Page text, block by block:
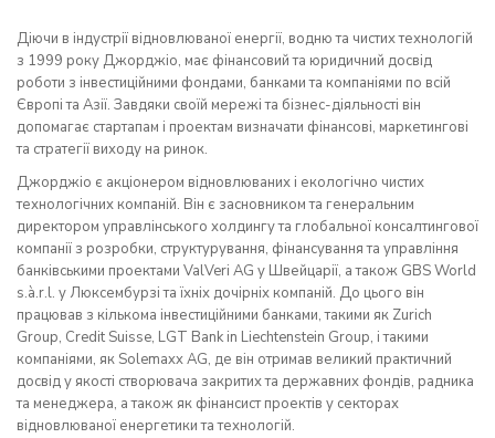
Діючи в індустрії відновлюваної енергії, водню та чистих технологій
з 1999 року Джорджіо, має фінансовий та юридичний досвід
роботи з інвестиційними фондами, банками та компаніями по всій
Європі та Азії. Завдяки своїй мережі та бізнес-діяльності він
допомагає стартапам і проектам визначати фінансові, маркетингові
та стратегії виходу на ринок.
Джорджіо є акціонером відновлюваних і екологічно чистих
технологічних компаній. Він є засновником та генеральним
директором управлінського холдингу та глобальної консалтингової
компанії з розробки, структурування, фінансування та управління
банківськими проектами ValVeri AG у Швейцарії, а також GBS World
s.à.r.l. у Люксембурзі та їхніх дочірніх компаній. До цього він
працював з кількома інвестиційними банками, такими як Zurich
Group, Credit Suisse, LGT Bank in Liechtenstein Group, і такими
компаніями, як Solemaxx AG, де він отримав великий практичний
досвід у якості створювача закритих та державних фондів, радника
та менеджера, а також як фінансист проектів у секторах
відновлюваної енергетики та технологій.